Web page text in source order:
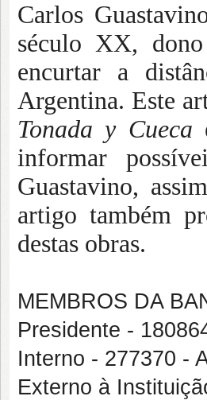
Carlos
século XX,
encurtar a
Argentina. Este
Tonada y Cueca
informar
Guastavino,
artigo também
destas obras.
MEMBROS DA
Presidente -
Interno - 277370 -
Externo à